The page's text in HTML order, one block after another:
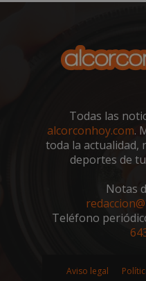
Todas las
alcorconhoy.com.
toda la actualidad,
deportes de tu
Notas
Teléfono
Aviso legal